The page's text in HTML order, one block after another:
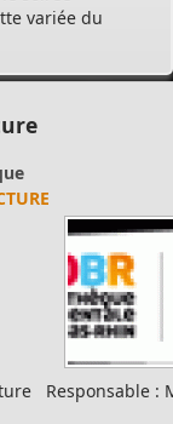
variée du
Béatrice